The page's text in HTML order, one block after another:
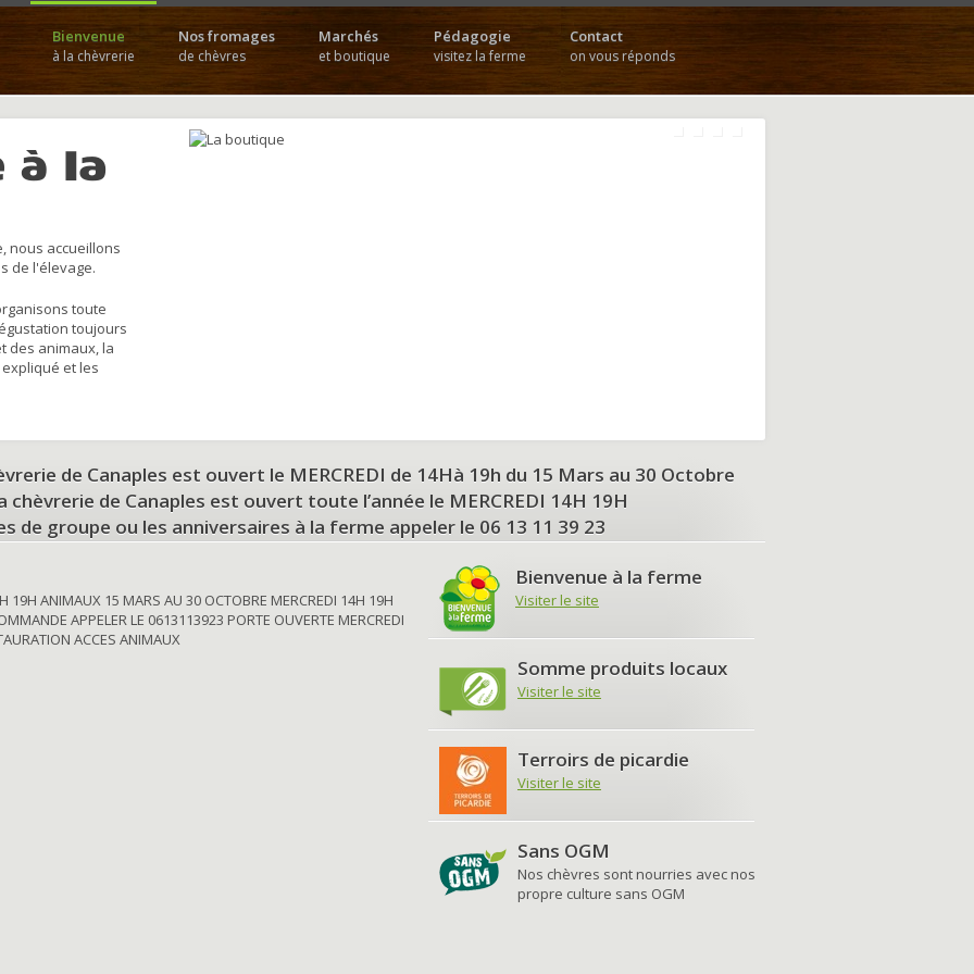
Bienvenue
à la chèvrerie
Nos fromages
de chèvres
Marchés
et boutique
Pédagogie
visitez la ferme
Contact
on vous réponds
à la
nous accueillons
de l'élevage.
toute
toujours
des animaux, la
et les
de Canaples est ouvert le MERCREDI de 14Hà 19h du 15 Mars au 30 Octobre
chèvrerie de Canaples est ouvert toute l’année le MERCREDI 14H 19H
de groupe ou les anniversaires à la ferme appeler le 06 13 11 39 23
19H ANIMAUX 15 MARS AU 30 OCTOBRE MERCREDI 14H 19H
APPELER LE 0613113923 PORTE OUVERTE MERCREDI
ACCES ANIMAUX
Bienvenue à la ferme
Visiter le site
Somme produits locaux
Visiter le site
Terroirs de picardie
Visiter le site
Sans OGM
Nos chèvres sont nourries avec nos
propre culture sans OGM